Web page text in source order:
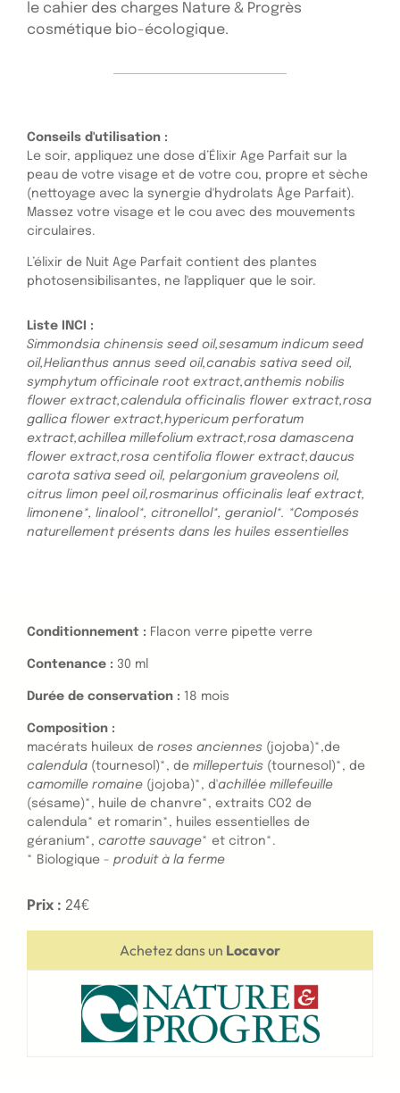
le cahier des charges Nature & Progrès
cosmétique bio-écologique.
Conseils d'utilisation :
Le soir, appliquez une dose d’Élixir Age Parfait sur la
peau de votre visage et de votre cou, propre et sèche
(nettoyage avec la synergie d'hydrolats Âge Parfait).
Massez votre visage et le cou avec des mouvements
circulaires.
L’élixir de Nuit Age Parfait contient des plantes
photosensibilisantes, ne l'appliquer que le soir.
Liste INCI :
Simmondsia chinensis seed oil,sesamum indicum seed
oil,Helianthus annus seed oil,canabis sativa seed oil,
symphytum officinale root extract,anthemis nobilis
flower extract,calendula officinalis flower extract,rosa
gallica flower extract,hypericum perforatum
extract,achillea millefolium extract,rosa damascena
flower extract,rosa centifolia flower extract,daucus
carota sativa seed oil, pelargonium graveolens oil,
citrus limon peel oil,rosmarinus officinalis leaf extract,
limonene*, linalool*, citronellol*, geraniol*. *Composés
naturellement présents dans les huiles essentielles
Conditionnement : Flacon verre pipette verre
Contenance : 30 ml
Durée de conservation : 18 mois
Composition :
macérats huileux de roses anciennes (jojoba)*,de
calendula (tournesol)*, de millepertuis (tournesol)*, de
camomille romaine (jojoba)*, d'achillée millefeuille
(sésame)*, huile de chanvre*, extraits CO2 de
calendula* et romarin*, huiles essentielles de
géranium*, carotte sauvage* et citron*.
* Biologique - produit à la ferme
Prix : 24€
Achetez dans un Locavor